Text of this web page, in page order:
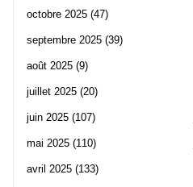
octobre 2025 (47)
septembre 2025 (39)
août 2025 (9)
juillet 2025 (20)
juin 2025 (107)
mai 2025 (110)
avril 2025 (133)